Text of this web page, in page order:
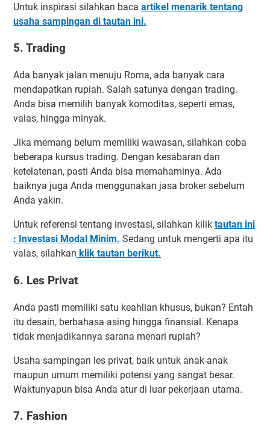
Untuk inspirasi silahkan baca artikel menarik tentang
usaha sampingan di tautan ini.
5. Trading
Ada banyak jalan menuju Roma, ada banyak cara
mendapatkan rupiah. Salah satunya dengan trading.
Anda bisa memilih banyak komoditas, seperti emas,
valas, hingga minyak.
Jika memang belum memiliki wawasan, silahkan coba
beberapa kursus trading. Dengan kesabaran dan
ketelatenan, pasti Anda bisa memahaminya. Ada
baiknya juga Anda menggunakan jasa broker sebelum
Anda yakin.
Untuk referensi tentang investasi, silahkan kilik tautan ini
: Investasi Modal Minim. Sedang untuk mengerti apa itu
valas, silahkan klik tautan berikut.
6. Les Privat
Anda pasti memiliki satu keahlian khusus, bukan? Entah
itu desain, berbahasa asing hingga finansial. Kenapa
tidak menjadikannya sarana menari rupiah?
Usaha sampingan les privat, baik untuk anak-anak
maupun umum memiliki potensi yang sangat besar.
Waktunyapun bisa Anda atur di luar pekerjaan utama.
7. Fashion